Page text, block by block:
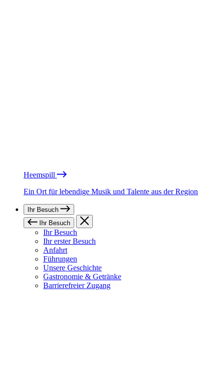
Heemspill
Ein Ort für lebendige Musik und Talente aus der Region
Ihr Besuch
Ihr Besuch
Ihr Besuch
Ihr erster Besuch
Anfahrt
Führungen
Unsere Geschichte
Gastronomie & Getränke
Barrierefreier Zugang